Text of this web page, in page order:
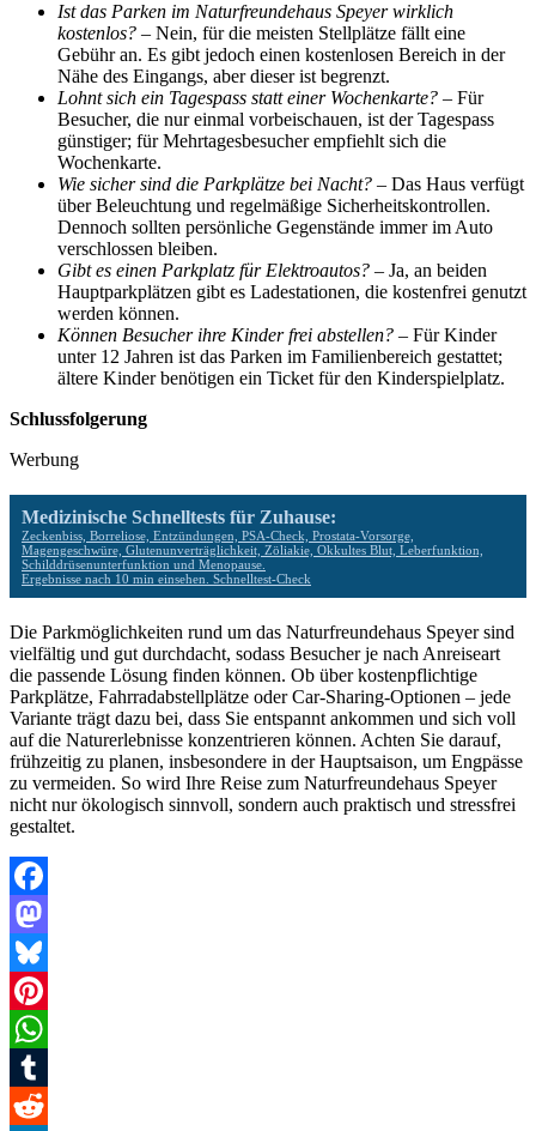
Ist das Parken im Naturfreundehaus Speyer wirklich
kostenlos? – Nein, für die meisten Stellplätze fällt eine
Gebühr an. Es gibt jedoch einen kostenlosen Bereich in der
Nähe des Eingangs, aber dieser ist begrenzt.
Lohnt sich ein Tagespass statt einer Wochenkarte? – Für
Besucher, die nur einmal vorbeischauen, ist der Tagespass
günstiger; für Mehrtagesbesucher empfiehlt sich die
Wochenkarte.
Wie sicher sind die Parkplätze bei Nacht? – Das Haus verfügt
über Beleuchtung und regelmäßige Sicherheitskontrollen.
Dennoch sollten persönliche Gegenstände immer im Auto
verschlossen bleiben.
Gibt es einen Parkplatz für Elektroautos? – Ja, an beiden
Hauptparkplätzen gibt es Ladestationen, die kostenfrei genutzt
werden können.
Können Besucher ihre Kinder frei abstellen? – Für Kinder
unter 12 Jahren ist das Parken im Familienbereich gestattet;
ältere Kinder benötigen ein Ticket für den Kinderspielplatz.
Schlussfolgerung
Werbung
Medizinische Schnelltests für Zuhause:
Zeckenbiss, Borreliose, Entzündungen, PSA-Check, Prostata-Vorsorge,
Magengeschwüre, Glutenunverträglichkeit, Zöliakie, Okkultes Blut, Leberfunktion,
Schilddrüsenunterfunktion und Menopause.
Ergebnisse nach 10 min einsehen. Schnelltest-Check
Die Parkmöglichkeiten rund um das Naturfreundehaus Speyer sind
vielfältig und gut durchdacht, sodass Besucher je nach Anreiseart
die passende Lösung finden können. Ob über kostenpflichtige
Parkplätze, Fahrradabstellplätze oder Car‑Sharing-Optionen – jede
Variante trägt dazu bei, dass Sie entspannt ankommen und sich voll
auf die Naturerlebnisse konzentrieren können. Achten Sie darauf,
frühzeitig zu planen, insbesondere in der Hauptsaison, um Engpässe
zu vermeiden. So wird Ihre Reise zum Naturfreundehaus Speyer
nicht nur ökologisch sinnvoll, sondern auch praktisch und stressfrei
gestaltet.
Facebook
Mastodon
Bluesky
Pinterest
WhatsApp
Tumblr